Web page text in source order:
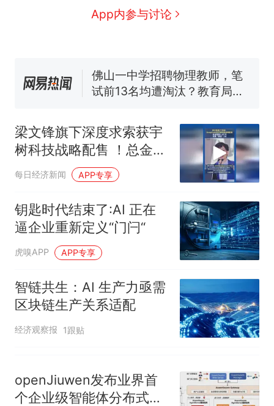
App内参与讨论
眼了……
十多万人报名的考试，成绩全
部作废，公平么？
佛山一中学招聘物理教师，笔
试前13名均遭淘汰？教育局：
核查
搜，网友：天塌了！
热 那个在床头放菜刀的女孩，
因老师一句“跟我回家”改写了
人生
梁文锋旗下深度求索获宇
树科技战略配售 ！总金额
超1.4亿元，还要“绑定”3
每日经济新闻 APP专享
钥匙时代结束了:AI 正在
逼企业重新定义“门闩“
虎嗅APP APP专享
智链共生：AI 生产力亟需
区块链生产关系适配
经济观察报 1跟贴
openJiuwen发布业界首
个企业级智能体分布式蜂